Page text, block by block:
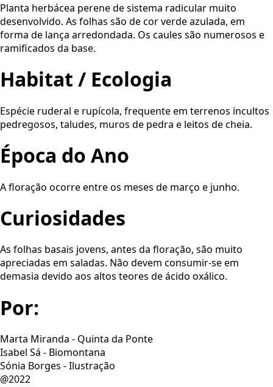
Planta herbácea perene de sistema radicular muito
desenvolvido. As folhas são de cor verde azulada, em
forma de lança arredondada. Os caules são numerosos e
ramificados da base.
Habitat / Ecologia
Espécie ruderal e rupícola, frequente em terrenos incultos
pedregosos, taludes, muros de pedra e leitos de cheia.
Época do Ano
A floração ocorre entre os meses de março e junho.
Curiosidades
As folhas basais jovens, antes da floração, são muito
apreciadas em saladas. Não devem consumir-se em
demasia devido aos altos teores de ácido oxálico.
Por:
Marta Miranda - Quinta da Ponte
Isabel Sá - Biomontana
Sónia Borges - Ilustração
@2022